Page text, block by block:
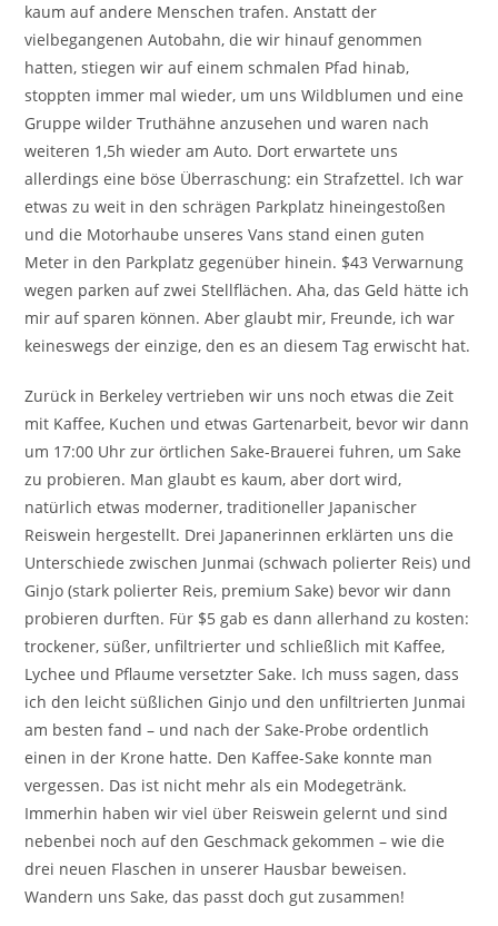
kaum auf andere Menschen trafen. Anstatt der
vielbegangenen Autobahn, die wir hinauf genommen
hatten, stiegen wir auf einem schmalen Pfad hinab,
stoppten immer mal wieder, um uns Wildblumen und eine
Gruppe wilder Truthähne anzusehen und waren nach
weiteren 1,5h wieder am Auto. Dort erwartete uns
allerdings eine böse Überraschung: ein Strafzettel. Ich war
etwas zu weit in den schrägen Parkplatz hineingestoßen
und die Motorhaube unseres Vans stand einen guten
Meter in den Parkplatz gegenüber hinein. $43 Verwarnung
wegen parken auf zwei Stellflächen. Aha, das Geld hätte ich
mir auf sparen können. Aber glaubt mir, Freunde, ich war
keineswegs der einzige, den es an diesem Tag erwischt hat.
Zurück in Berkeley vertrieben wir uns noch etwas die Zeit
mit Kaffee, Kuchen und etwas Gartenarbeit, bevor wir dann
um 17:00 Uhr zur örtlichen Sake-Brauerei fuhren, um Sake
zu probieren. Man glaubt es kaum, aber dort wird,
natürlich etwas moderner, traditioneller Japanischer
Reiswein hergestellt. Drei Japanerinnen erklärten uns die
Unterschiede zwischen Junmai (schwach polierter Reis) und
Ginjo (stark polierter Reis, premium Sake) bevor wir dann
probieren durften. Für $5 gab es dann allerhand zu kosten:
trockener, süßer, unfiltrierter und schließlich mit Kaffee,
Lychee und Pflaume versetzter Sake. Ich muss sagen, dass
ich den leicht süßlichen Ginjo und den unfiltrierten Junmai
am besten fand – und nach der Sake-Probe ordentlich
einen in der Krone hatte. Den Kaffee-Sake konnte man
vergessen. Das ist nicht mehr als ein Modegetränk.
Immerhin haben wir viel über Reiswein gelernt und sind
nebenbei noch auf den Geschmack gekommen – wie die
drei neuen Flaschen in unserer Hausbar beweisen.
Wandern uns Sake, das passt doch gut zusammen!